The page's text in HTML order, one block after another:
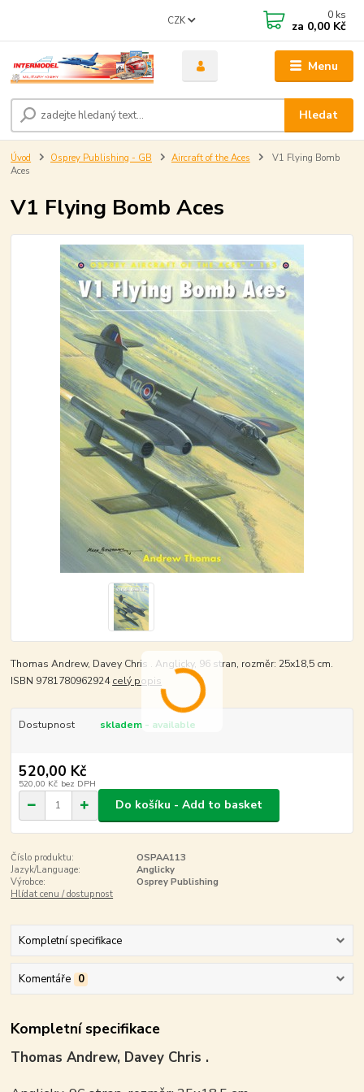
Menu
CZK
Hledat
0 ks
za 0,00 Kč
Úvod Osprey Publishing - GB Aircraft of the Aces
V1 Flying Bomb
Aces
V1 Flying Bomb Aces
Thomas Andrew, Davey Chris . Anglicky, 96 stran, rozměr: 25x18,5 cm.
ISBN 9781780962924celý popis
Dostupnost skladem - available
520,00 Kč
520,00 Kč bez DPH
Do košíku - Add to basket
Číslo produktu:
OSPAA113
Jazyk/Language:
Anglicky
Výrobce:
Osprey Publishing
Hlídat cenu / dostupnost
Kompletní specifikace
Komentáře 0
Kompletní specifikace
Thomas Andrew, Davey Chris .